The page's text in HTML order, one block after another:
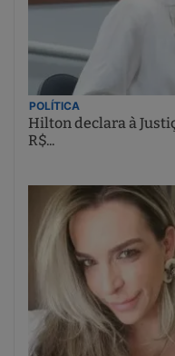
POLÍTICA
Hilton declara à
R$...